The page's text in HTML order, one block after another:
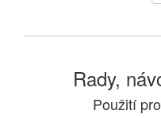
Rady,
Použití